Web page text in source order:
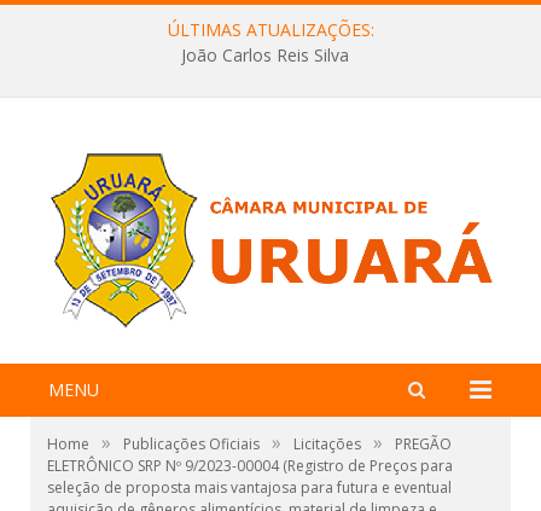
ÚLTIMAS ATUALIZAÇÕES:
João Carlos Reis Silva
MENU
Home » Publicações Oficiais » Licitações »
PREGÃO
ELETRÔNICO SRP Nº 9/2023-00004 (Registro de Preços para
seleção de proposta mais vantajosa para futura e eventual